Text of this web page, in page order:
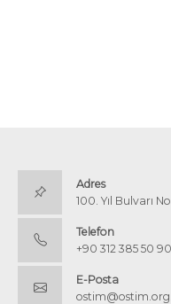
Adres
100. Yıl Bulvarı
Telefon
+90 312 385 50 90
E-Posta